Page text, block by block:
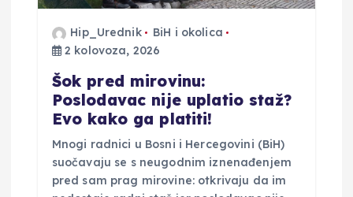
Hip_Urednik
BiH i okolica
2 kolovoza, 2026
Šok pred mirovinu:
Poslodavac nije uplatio staž?
Evo kako ga platiti!
Mnogi radnici u Bosni i Hercegovini (BiH)
suočavaju se s neugodnim iznenađenjem
pred sam prag mirovine: otkrivaju da im